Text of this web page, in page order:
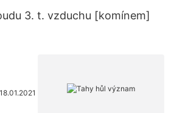
3. t. vzduchu [komínem]
18.01.2021